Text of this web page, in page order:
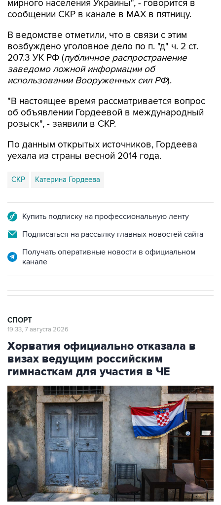
В ведомстве отметили, что в связи с этим
207.3 УК РФ ( публичное распространение
заведомо ложной информации об
использовании Вооруженных сил РФ).
"В настоящее время рассматривается вопрос
розыск", - заявили в СКР.
По данным открытых источников, Гордеева
СКР Катерина Гордеева
Подписаться на рассылку главных новостей сайта
Получать оперативные новости в официальном
Хорватия официально отказала в
визах ведущим российским
гимнасткам для участия в ЧЕ
Фото: Jay L Clendenin/Getty Images